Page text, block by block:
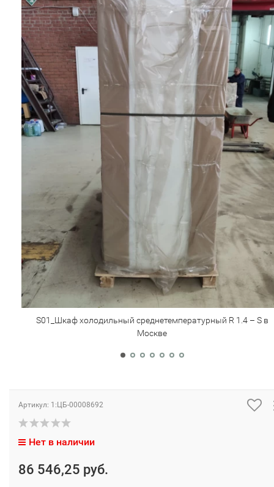
S01_Шкаф холодильный среднетемпературный R 1.4 – S в
Москве
Артикул: 1:ЦБ-00008692
Нет в наличии
86 546,25 руб.